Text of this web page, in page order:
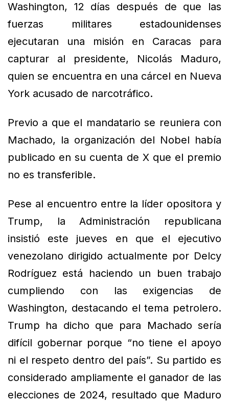
Washington, 12 días después de que las
fuerzas militares estadounidenses
ejecutaran una misión en Caracas para
capturar al presidente, Nicolás Maduro,
quien se encuentra en una cárcel en Nueva
York acusado de narcotráfico.
Previo a que el mandatario se reuniera con
Machado, la organización del Nobel había
publicado en su cuenta de X que el premio
no es transferible.
Pese al encuentro entre la líder opositora y
Trump, la Administración republicana
insistió este jueves en que el ejecutivo
venezolano dirigido actualmente por Delcy
Rodríguez está haciendo un buen trabajo
cumpliendo con las exigencias de
Washington, destacando el tema petrolero.
Trump ha dicho que para Machado sería
difícil gobernar porque “no tiene el apoyo
ni el respeto dentro del país”. Su partido es
considerado ampliamente el ganador de las
elecciones de 2024, resultado que Maduro